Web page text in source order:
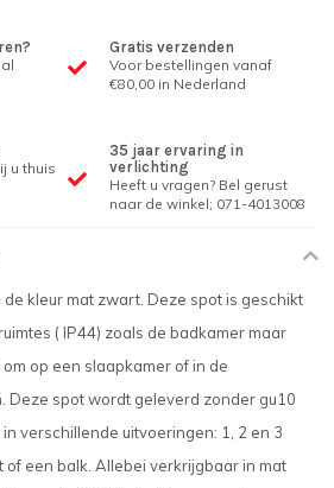
Gratis verzenden
Voor bestellingen vanaf
€80,00 in Nederland
u thuis
35 jaar ervaring in
verlichting
Heeft u vragen? Bel gerust
naar de winkel; 071-4013008
kleur mat zwart. Deze spot is geschikt
( IP44) zoals de badkamer maar
op een slaapkamer of in de
Deze spot wordt geleverd zonder gu10
verschillende uitvoeringen: 1, 2 en 3
of een balk. Allebei verkrijgbaar in mat